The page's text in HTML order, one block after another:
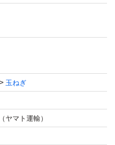
とコンソメ挟んで胡椒振っ
て食べると美味しいです！
いしいー(*≧∀≦*)
玉ねぎ
ヤマト運輸）